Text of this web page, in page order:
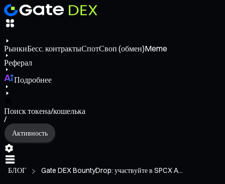
РынкиБесс. контрактыСпотСвоп (обмен)Meme
Реферал
Подробнее
Поиск токена/кошелька
/
Активность
БЛОГ Gate DEX BountyDrop: участвуйте в SPCX A...